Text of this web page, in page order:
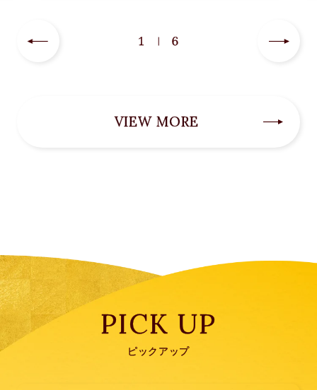
1 6
VIEW MORE
PICK UP
ピックアップ